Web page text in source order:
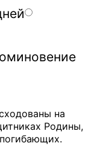
на
Родины,